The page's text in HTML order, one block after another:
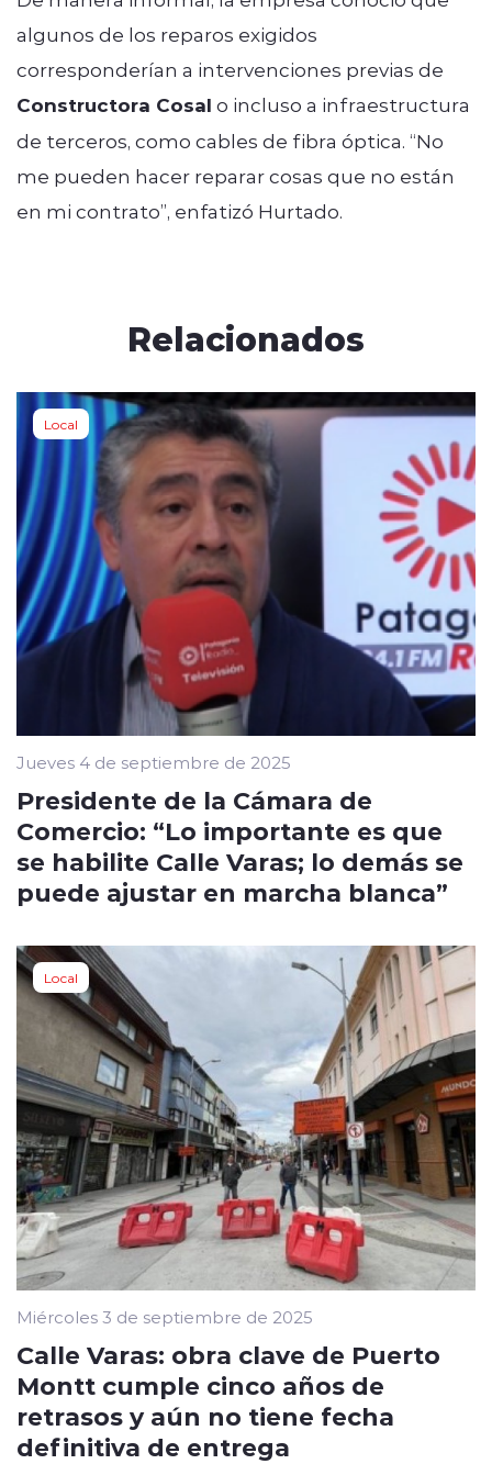
algunos de los reparos exigidos
corresponderían a intervenciones previas de
Constructora Cosal o incluso a infraestructura
de terceros, como cables de fibra óptica. “No
me pueden hacer reparar cosas que no están
en mi contrato”, enfatizó Hurtado.
Relacionados
Local
Jueves 4 de septiembre de 2025
Presidente de la Cámara de
Comercio: “Lo importante es que
se habilite Calle Varas; lo demás se
puede ajustar en marcha blanca”
Local
Miércoles 3 de septiembre de 2025
Calle Varas: obra clave de Puerto
Montt cumple cinco años de
retrasos y aún no tiene fecha
definitiva de entrega